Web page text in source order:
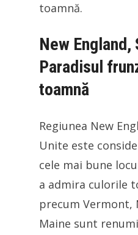
toamnă.
New England,
Paradisul
toamnă
Regiunea New
Unite este
cele mai bune
a admira culorile
precum Vermont,
Maine sunt